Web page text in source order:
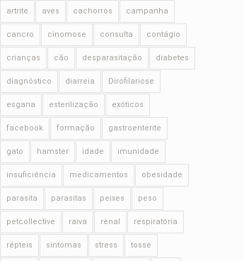
artrite aves cachorros campanha
cancro cinomose consulta contágio
crianças cão desparasitação diabetes
diagnóstico diarreia Dirofilariose
esgana esterilização exóticos
facebook formação gastroenterite
gato hamster idade imunidade
insuficiência medicamentos obesidade
parasita parasitas peixes peso
petcollective raiva renal respiratória
répteis sintomas stress tosse